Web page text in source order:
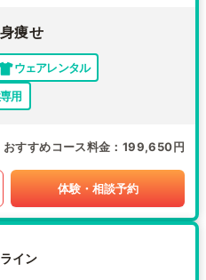
痩せ
ウェアレンタル
用
おすすめコース料金 199,650円
体験・相談予約
イン